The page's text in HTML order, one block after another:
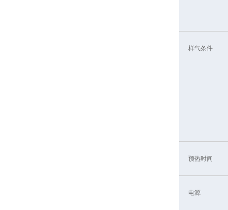
样气条件
预热时间
电源